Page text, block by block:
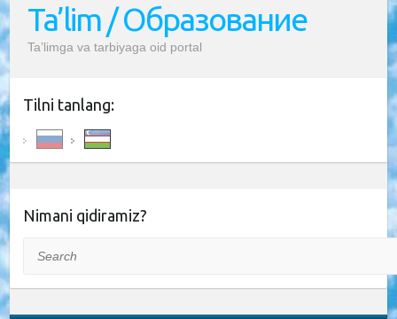
Ta’lim / Образование
Ta’limga va tarbiyaga oid portal
Tilni tanlang:
Nimani qidiramiz?